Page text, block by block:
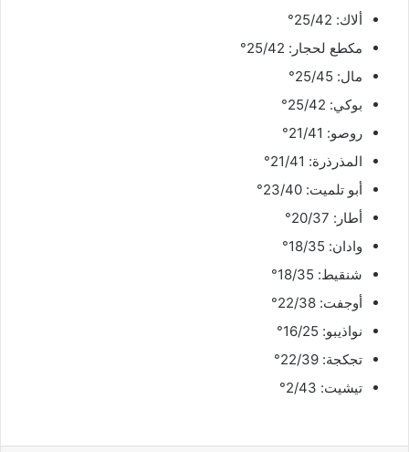
ألاك: 25/42°
مكطع لحجار: 25/42°
مال: 25/45°
بوكي: 25/42°
روصو: 21/41°
المذرذرة: 21/41°
أبو تلميت: 23/40°
أطار: 20/37°
وادان: 18/35°
شنقيط: 18/35°
أوجفت: 22/38°
نواذيبو: 16/25°
تجكجة: 22/39°
تيشيت: 2/43°